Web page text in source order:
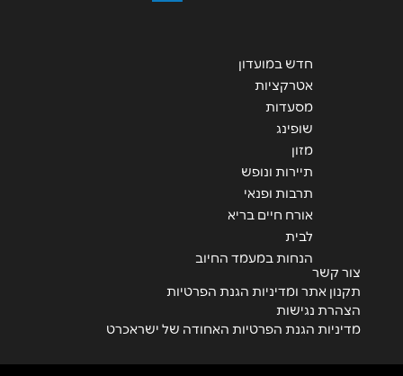
חדש במועדון
אטרקציות
מסעדות
שופינג
מזון
תיירות ונופש
תרבות ופנאי
אורח חיים בריא
לבית
הנחות במעמד החיוב
צור קשר
תקנון אתר ומדיניות הגנת הפרטיות
הצהרת נגישות
מדיניות הגנת הפרטיות האחודה של ישראכרט